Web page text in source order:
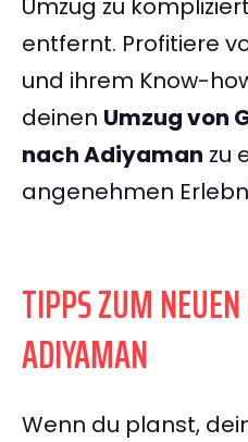
Umzug zu
entfernt. Profitiere
und ihrem Know-
deinen Umzug von
nach Adiyaman zu
angenehmen
TIPPS ZUM
ADIYAMAN
Wenn du planst,